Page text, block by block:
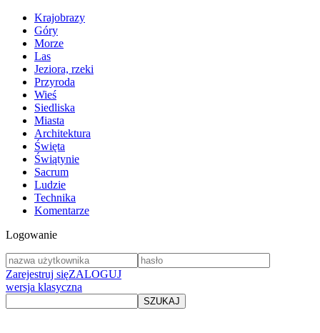
Krajobrazy
Góry
Morze
Las
Jeziora, rzeki
Przyroda
Wieś
Siedliska
Miasta
Architektura
Święta
Świątynie
Sacrum
Ludzie
Technika
Komentarze
Logowanie
Zarejestruj sięZALOGUJ
wersja klasyczna